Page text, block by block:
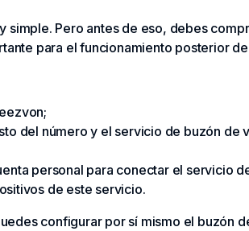
simple. Pero antes de eso, debes
para el funcionamiento posterior
del número y el servicio de buzón de
personal para conectar el servicio
de este servicio.
configurar por sí mismo el buzón